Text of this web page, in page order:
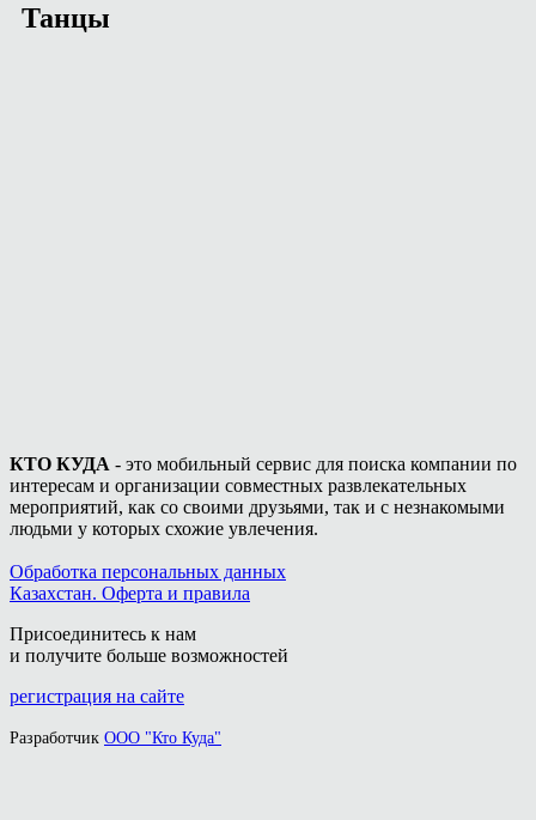
Танцы
КТО КУДА - это мобильный сервис для поиска компании по
интересам и организации совместных развлекательных
мероприятий, как со своими друзьями, так и с незнакомыми
людьми у которых схожие увлечения.
Обработка персональных данных
Казахстан. Оферта и правила
Присоединитесь к нам
и получите больше возможностей
регистрация на сайте
Разработчик ООО "Кто Куда"